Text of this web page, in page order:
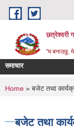
Skip to main content
छत्रेश्वरी
"म बनाउछु,
समाचार
You are
Home » बजेट तथा
बजेट तथा